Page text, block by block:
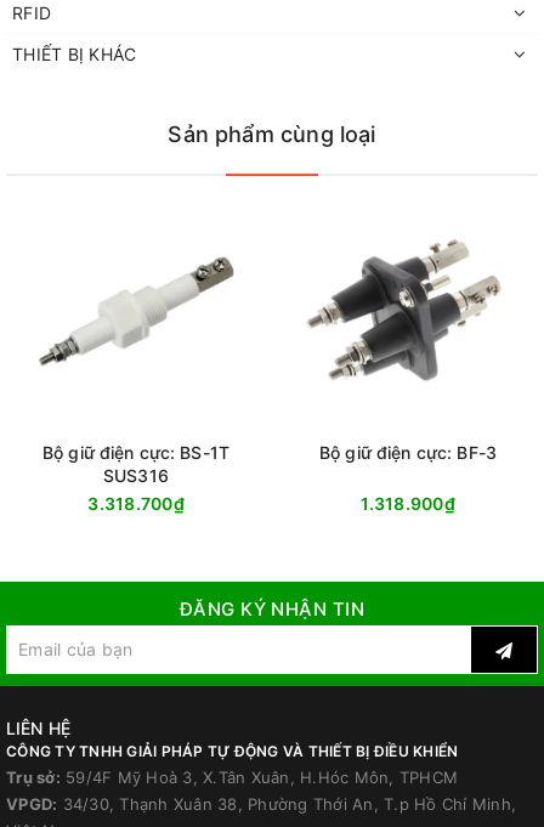
RFID
THIẾT BỊ KHÁC
Sản phẩm cùng loại
Bộ giữ điện cực: BS-1T
SUS316
3.318.700₫
Bộ giữ điện cực: BF-3
1.318.900₫
ĐĂNG KÝ NHẬN TIN
LIÊN HỆ
CÔNG TY TNHH GIẢI PHÁP TỰ ĐỘNG VÀ THIẾT BỊ ĐIỀU KHIỂN
Trụ sở: 59/4F Mỹ Hoà 3, X.Tân Xuân, H.Hóc Môn, TPHCM
VPGD: 34/30, Thạnh Xuân 38, Phường Thới An, T.p Hồ Chí Minh,